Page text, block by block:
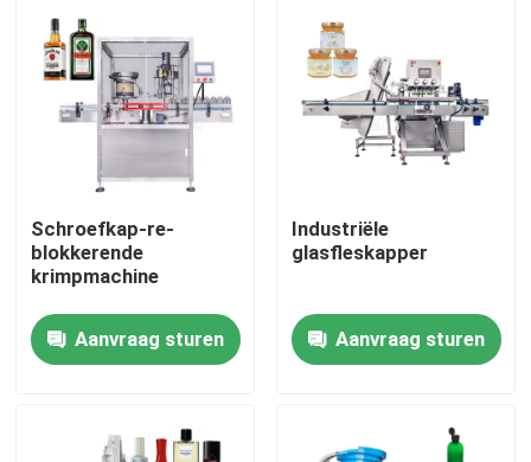
Huis
Producten
Videos
Ongeveer ons
Schroefkap-re-
blokkerende
krimpmachine
Aanvraag sturen
Industriële
glasfleskapper
Aanvraag sturen